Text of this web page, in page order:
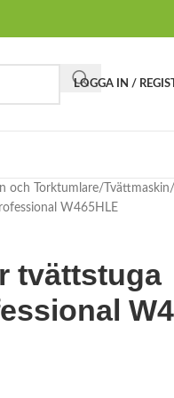
LOGGA IN /
och Torktumlare
Tvättmaskin
W465HLE
tvättstuga